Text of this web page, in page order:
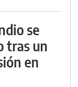
se
tras un
en